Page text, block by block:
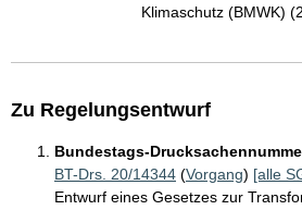
Klimaschutz (BMWK)
Zu Regelungsentwurf
Bundestags-
BT-Drs. 20/14344 (Vorgang) [alle
Entwurf eines Gesetzes zur